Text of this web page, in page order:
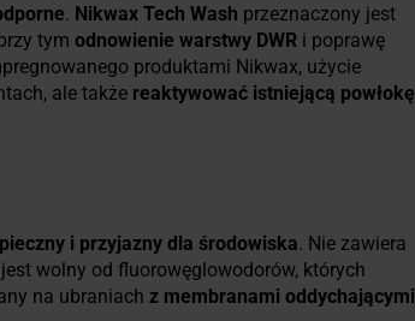
. Nikwax Tech Wash przeznaczony jest
tym odnowienie warstwy DWR i poprawę
produktami Nikwax, użycie
ale także reaktywować istniejącą powłokę
i przyjazny dla środowiska. Nie zawiera
wolny od fluorowęglowodorów, których
na ubraniach z membranami oddychającymi